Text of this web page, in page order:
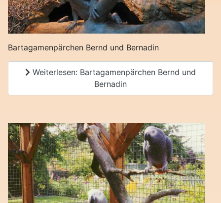
Bartagamenpärchen Bernd und Bernadin
Weiterlesen: Bartagamenpärchen Bernd und
Bernadin